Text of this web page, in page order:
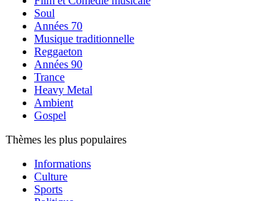
Soul
Années 70
Musique traditionnelle
Reggaeton
Années 90
Trance
Heavy Metal
Ambient
Gospel
Thèmes les plus populaires
Informations
Culture
Sports